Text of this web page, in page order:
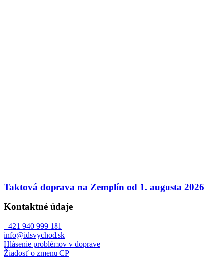
Taktová doprava na Zemplín od 1. augusta 2026
Kontaktné údaje
+421 940 999 181
info@idsvychod.sk
Hlásenie problémov v doprave
Žiadosť o zmenu CP